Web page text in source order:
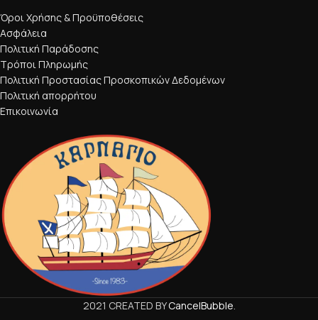
Όροι Χρήσης & Προϋποθέσεις
Ασφάλεια
Πολιτική Παράδοσης
Τρόποι Πληρωμής
Πολιτική Προστασίας Προσκοπικών Δεδομένων
Πολιτική απορρήτου
Επικοινωνία
2021 CREATED BYCancelBubble.